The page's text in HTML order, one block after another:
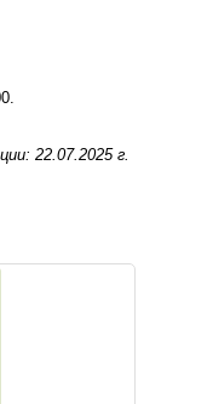
22.07.2025 г.